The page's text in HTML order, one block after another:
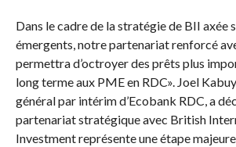
Dans le cadre de la stratégie de BII axée
émergents, notre partenariat renforcé
permettra d’octroyer des prêts plus
long terme aux PME en RDC». Joel
général par intérim d’Ecobank RDC, a
partenariat stratégique avec British
Investment représente une étape